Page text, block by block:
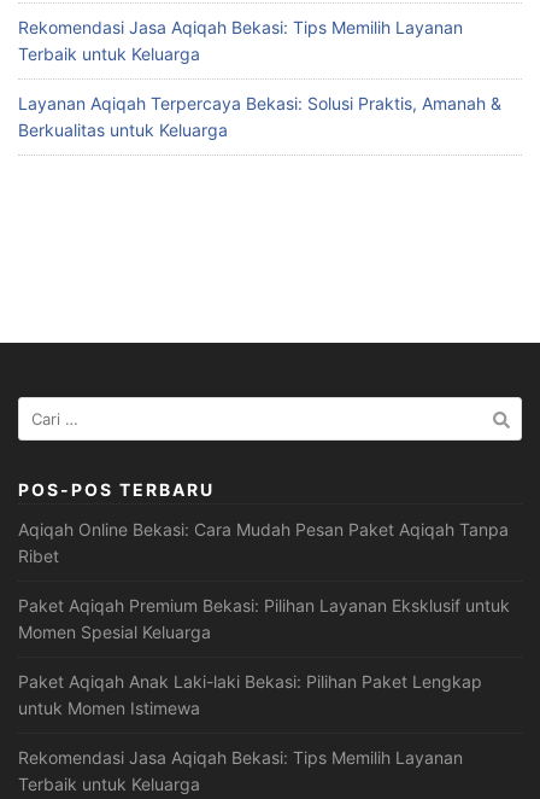
Rekomendasi Jasa Aqiqah Bekasi: Tips Memilih Layanan
Terbaik untuk Keluarga
Layanan Aqiqah Terpercaya Bekasi: Solusi Praktis, Amanah &
Berkualitas untuk Keluarga
Cari
untuk:
POS-POS TERBARU
Aqiqah Online Bekasi: Cara Mudah Pesan Paket Aqiqah Tanpa
Ribet
Paket Aqiqah Premium Bekasi: Pilihan Layanan Eksklusif untuk
Momen Spesial Keluarga
Paket Aqiqah Anak Laki-laki Bekasi: Pilihan Paket Lengkap
untuk Momen Istimewa
Rekomendasi Jasa Aqiqah Bekasi: Tips Memilih Layanan
Terbaik untuk Keluarga